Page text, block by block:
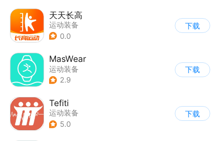
天天长高
运动装备
0.0
下载
MasWear
运动装备
2.9
下载
Tefiti
运动装备
5.0
下载